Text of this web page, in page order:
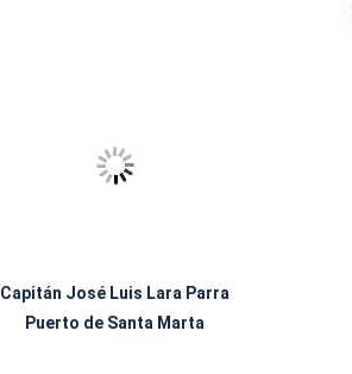
Capitán José Luis Lara Parra
Puerto de Santa Marta